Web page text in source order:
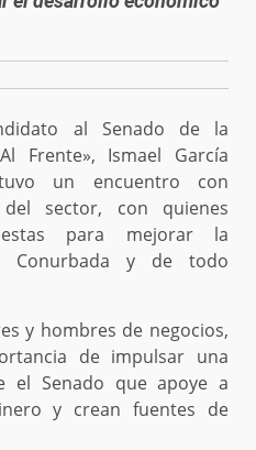
al Senado de la
Frente», Ismael García
un encuentro con
sector, con quienes
para mejorar la
Conurbada y de todo
y hombres de negocios,
de impulsar una
el Senado que apoye a
y crean fuentes de